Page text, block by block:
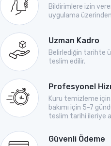
Bildirimlere izin
uygulama
Uzman Kadro
Belirlediğin tarihte
teslim edilir.
Profesyonel
Kuru temizleme
bakımı için 5-7
teslim tarihi ileriye
Güvenli Ödeme